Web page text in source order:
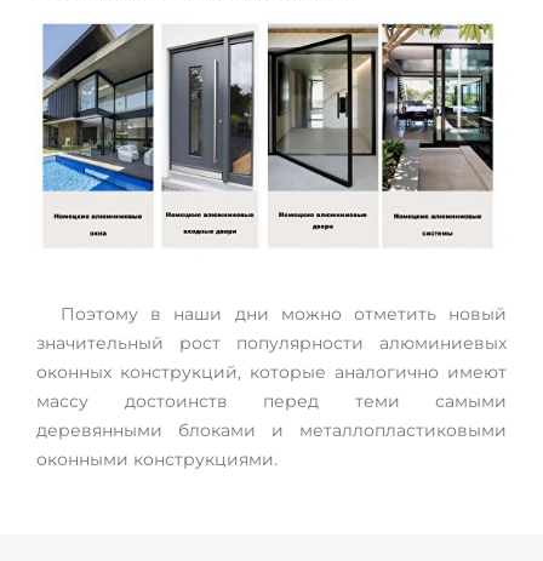
Поэтому в наши дни можно отметить новый
значительный рост популярности алюминиевых
оконных конструкций, которые аналогично имеют
массу достоинств перед теми самыми
деревянными блоками и металлопластиковыми
оконными конструкциями.